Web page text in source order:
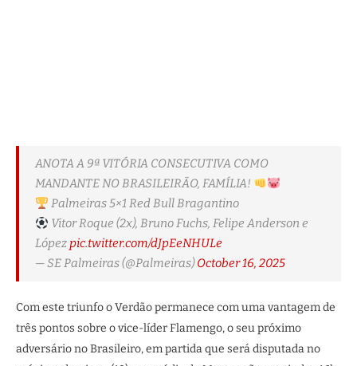
ANOTA A 9ª VITÓRIA CONSECUTIVA COMO
MANDANTE NO BRASILEIRÃO, FAMÍLIA!
Palmeiras 5×1 Red Bull Bragantino
Vitor Roque (2x), Bruno Fuchs, Felipe Anderson e
López pic.twitter.com/dJpEeNHULe
— SE Palmeiras (@Palmeiras)October 16, 2025
Com este triunfo o Verdão permanece com uma vantagem de
três pontos sobre o vice-líder Flamengo, o seu próximo
adversário no Brasileiro, em partida que será disputada no